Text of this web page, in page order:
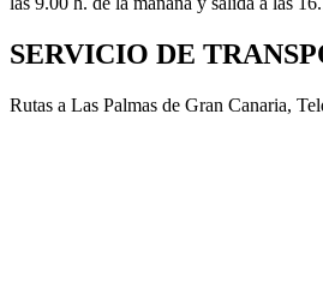
SERVICIO DE
Rutas a Las Palmas de Gran Canaria,